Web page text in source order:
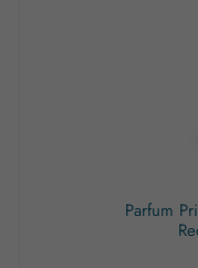
Parfum